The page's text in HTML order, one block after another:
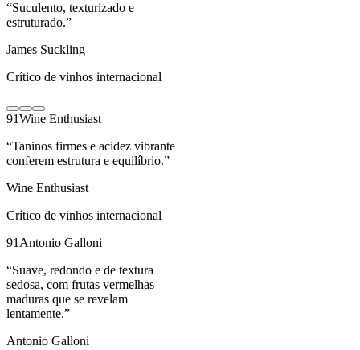
“Suculento, texturizado e
estruturado.”
James Suckling
Crítico de vinhos internacional
91Wine Enthusiast
“Taninos firmes e acidez vibrante
conferem estrutura e equilíbrio.”
Wine Enthusiast
Crítico de vinhos internacional
91 Antonio Galloni
“Suave, redondo e de textura
sedosa, com frutas vermelhas
maduras que se revelam
lentamente.”
Antonio Galloni